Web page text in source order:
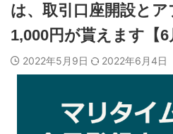
は、取引口座開設と
1,000円が貰えます【6
2022年5月9日 2022年6月4日